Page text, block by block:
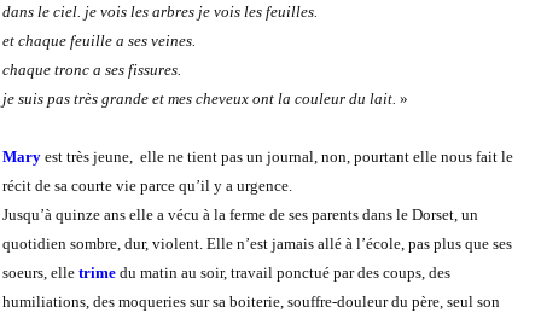
dans le ciel. je vois les arbres je vois les feuilles.
et chaque feuille a ses veines.
chaque tronc a ses fissures.
je suis pas très grande et mes cheveux ont la couleur du lait. »
Mary est très jeune, elle ne tient pas un journal, non, pourtant elle nous fait le
récit de sa courte vie parce qu’il y a urgence.
Jusqu’à quinze ans elle a vécu à la ferme de ses parents dans le Dorset, un
quotidien sombre, dur, violent. Elle n’est jamais allé à l’école, pas plus que ses
soeurs, elle trime du matin au soir, travail ponctué par des coups, des
humiliations, des moqueries sur sa boiterie, souffre-douleur du père, seul son